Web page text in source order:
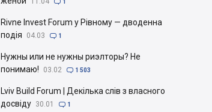
 1
Rivne Invest Forum у Рівному — дводенна
подія
04.03  1
Нужны или не нужны риэлторы? Не
понимаю!
03.02  1 503
Lviv Build Forum | Декілька слів з власного
досвіду 30.01  1